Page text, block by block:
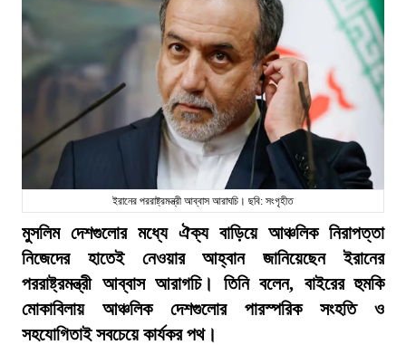
ইরানের পররাষ্ট্রমন্ত্রী আব্বাস আরাঘচি। ছবি: সংগৃহীত
মুসলিম দেশগুলোর মধ্যে ঐক্য বাড়িয়ে আঞ্চলিক নিরাপত্তা
নিজেদের হাতেই নেওয়ার আহ্বান জানিয়েছেন ইরানের
পররাষ্ট্রমন্ত্রী আব্বাস আরাগচি। তিনি বলেন, বাইরের হুমকি
মোকাবিলায় আঞ্চলিক দেশগুলোর পারস্পরিক সংহতি ও
সহযোগিতাই সবচেয়ে কার্যকর পথ।